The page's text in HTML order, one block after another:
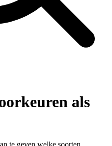
als
te geven welke soorten